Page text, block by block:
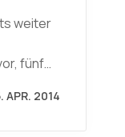
weiter
fünf…
APR. 2014